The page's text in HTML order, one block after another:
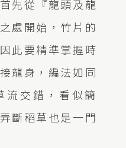
先從『龍頭及龍
處開始，竹片的
此要精準掌握時
龍身，編法如同
流交錯，看似簡
斷稻草也是一門